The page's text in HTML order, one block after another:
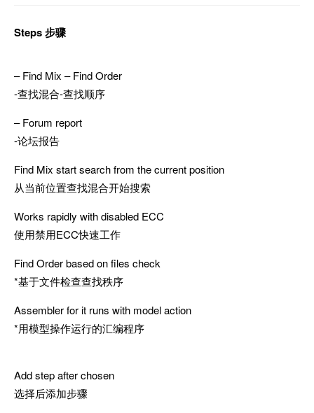
Steps 步骤
– Find Mix – Find Order
-查找混合-查找顺序
– Forum report
-论坛报告
Find Mix start search from the current position
从当前位置查找混合开始搜索
Works rapidly with disabled ECC
使用禁用ECC快速工作
Find Order based on files check
*基于文件检查查找秩序
Assembler for it runs with model action
*用模型操作运行的汇编程序
Add step after chosen
选择后添加步骤